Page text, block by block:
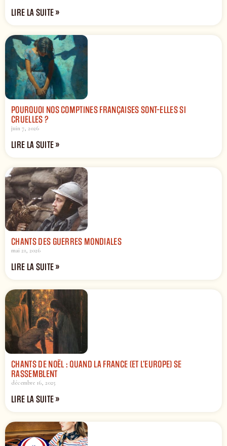
LIRE LA SUITE »
POURQUOI NOS COMPTINES FRANÇAISES SONT-ELLES SI
CRUELLES ?
juin 7, 2026
LIRE LA SUITE »
CHANTS DES GUERRES MONDIALES
mai 21, 2026
LIRE LA SUITE »
CHANTS DE NOËL : QUAND LA FRANCE (ET L’EUROPE) SE
RASSEMBLENT
décembre 16, 2025
LIRE LA SUITE »